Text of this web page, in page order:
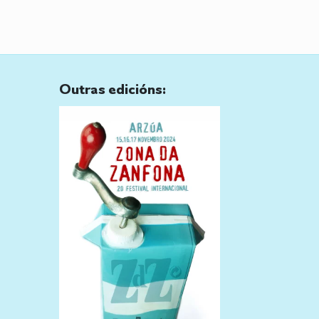
Outras edicións: